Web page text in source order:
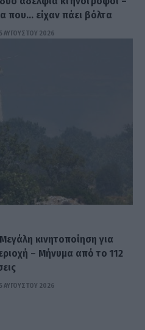
που… είχαν πάει βόλτα
5 ΑΥΓΟΎΣΤΟΥ 2026
κινητοποίηση για
– Μήνυμα από το 112
5 ΑΥΓΟΎΣΤΟΥ 2026